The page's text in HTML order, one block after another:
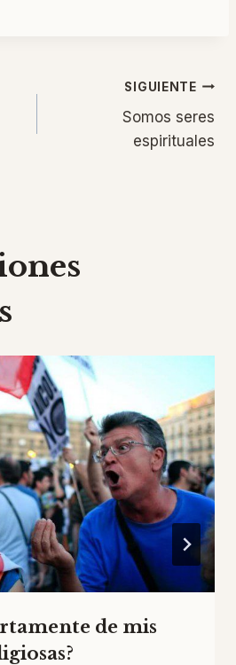
SIGUIENTE
Somos seres
espirituales
de mis